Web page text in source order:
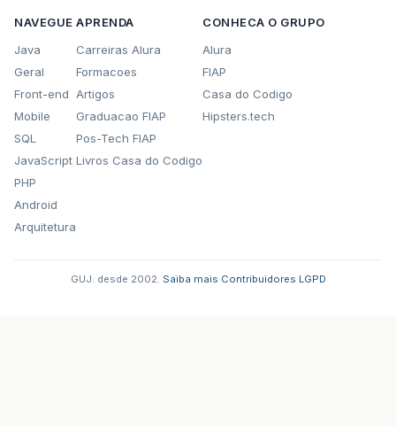
NAVEGUE
Java
Geral
Front-end
Mobile
SQL
JavaScript
PHP
Android
Arquitetura
APRENDA
Carreiras Alura
Formacoes
Artigos
Graduacao FIAP
Pos-Tech FIAP
Livros Casa do Codigo
CONHECA O GRUPO
Alura
FIAP
Casa do Codigo
Hipsters.tech
GUJ: desde 2002. Saiba mais Contribuidores LGPD